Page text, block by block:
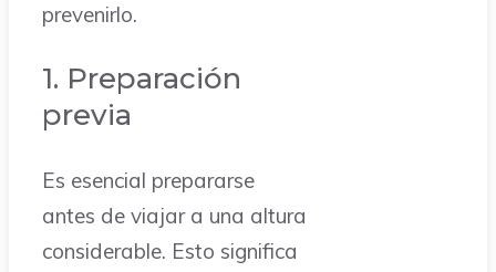
prevenirlo.
1. Preparación
previa
Es esencial prepararse
antes de viajar a una altura
considerable. Esto significa